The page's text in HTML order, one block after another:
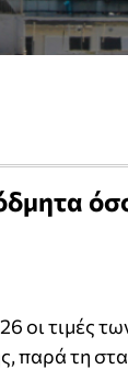
οι τιμές
παρά τη